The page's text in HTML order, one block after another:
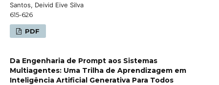
Santos, Deivid Eive Silva
615-626
PDF
Da Engenharia de Prompt aos Sistemas
Multiagentes: Uma Trilha de Aprendizagem em
Inteligência Artificial Generativa Para Todos